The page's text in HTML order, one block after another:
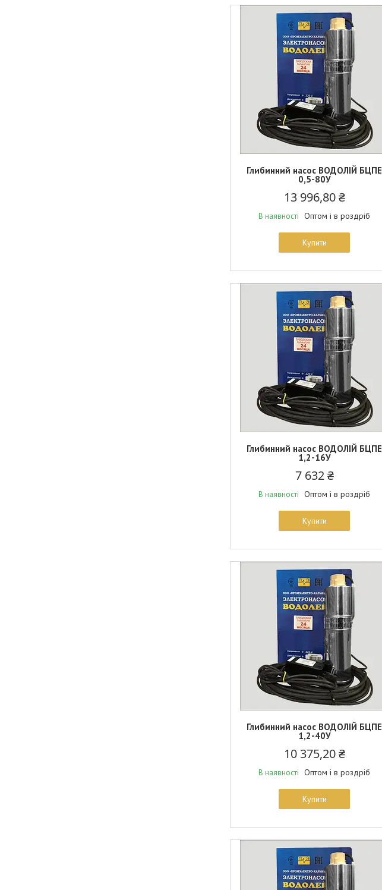
Глибинний насос ВОДОЛІЙ БЦПЕ
0,5-80У
13 996,80 ₴
В наявності Оптом і в роздріб
Купити
Глибинний насос ВОДОЛІЙ БЦПЕ
1,2-16У
7 632 ₴
В наявності Оптом і в роздріб
Купити
Глибинний насос ВОДОЛІЙ БЦПЕ
1,2-40У
10 375,20 ₴
В наявності Оптом і в роздріб
Купити